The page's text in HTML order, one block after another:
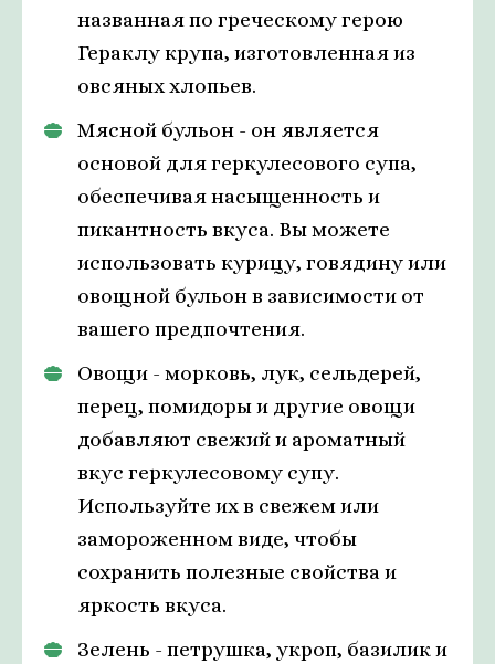
названная по греческому герою
Гераклу крупа, изготовленная из
овсяных хлопьев.
Мясной бульон - он является
основой для геркулесового супа,
обеспечивая насыщенность и
пикантность вкуса. Вы можете
использовать курицу, говядину или
овощной бульон в зависимости от
вашего предпочтения.
Овощи - морковь, лук, сельдерей,
перец, помидоры и другие овощи
добавляют свежий и ароматный
вкус геркулесовому супу.
Используйте их в свежем или
замороженном виде, чтобы
сохранить полезные свойства и
яркость вкуса.
Зелень - петрушка, укроп, базилик и